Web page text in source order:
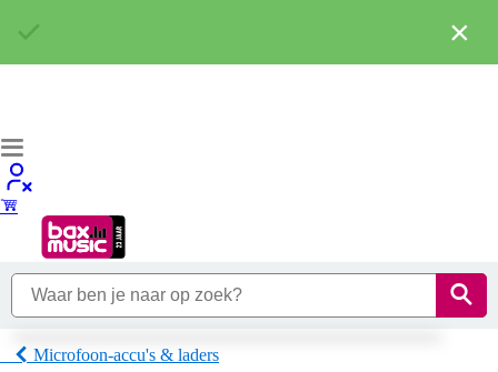
Microfoon-accu's & laders
×